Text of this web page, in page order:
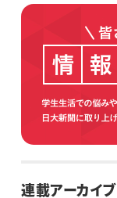
連載アーカイブ